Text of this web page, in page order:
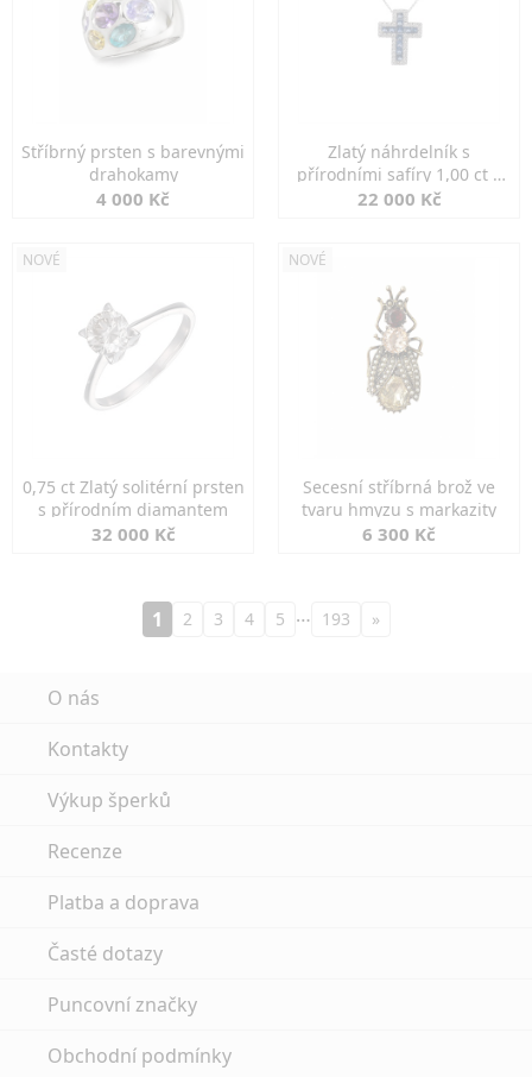
Stříbrný prsten s barevnými
drahokamy
4 000 Kč
Zlatý náhrdelník s
přírodními safíry 1,00 ct a
diamanty
22 000 Kč
NOVÉ
0,75 ct Zlatý solitérní prsten
s přírodním diamantem
32 000 Kč
NOVÉ
Secesní stříbrná brož ve
tvaru hmyzu s markazity
6 300 Kč
1 2 3 4 5 … 193 »
O nás
Kontakty
Výkup šperků
Recenze
Platba a doprava
Časté dotazy
Puncovní značky
Obchodní podmínky